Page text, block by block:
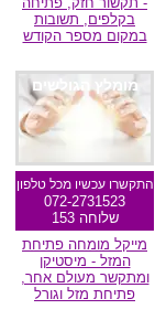
בקלפים, תשובות
במקום מספר הקודש
מומלץ הגולשים
התקשרו עכשיו מכל טלפון
072-2731523
שלוחה 153
מייקל מומחה פתיחת
המזל - מיסטיקן
ומתקשר מעולם אחר,
פתיחת מזל וגורל